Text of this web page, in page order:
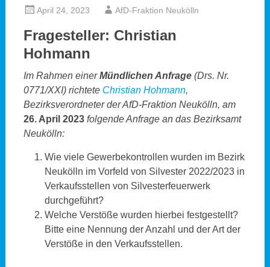
April 24, 2023 AfD-Fraktion Neukölln
Fragesteller: Christian
Hohmann
Im Rahmen einerMündlichen Anfrage(Drs. Nr.
0771/XXI) richtete Christian Hohmann,
Bezirksverordneter der AfD-Fraktion Neukölln, am
26. April 2023folgende Anfrage an das Bezirksamt
Neukölln:
Wie viele Gewerbekontrollen wurden im Bezirk
Neukölln im Vorfeld von Silvester 2022/2023 in
Verkaufsstellen von Silvesterfeuerwerk
durchgeführt?
Welche Verstöße wurden hierbei festgestellt?
Bitte eine Nennung der Anzahl und der Art der
Verstöße in den Verkaufsstellen.